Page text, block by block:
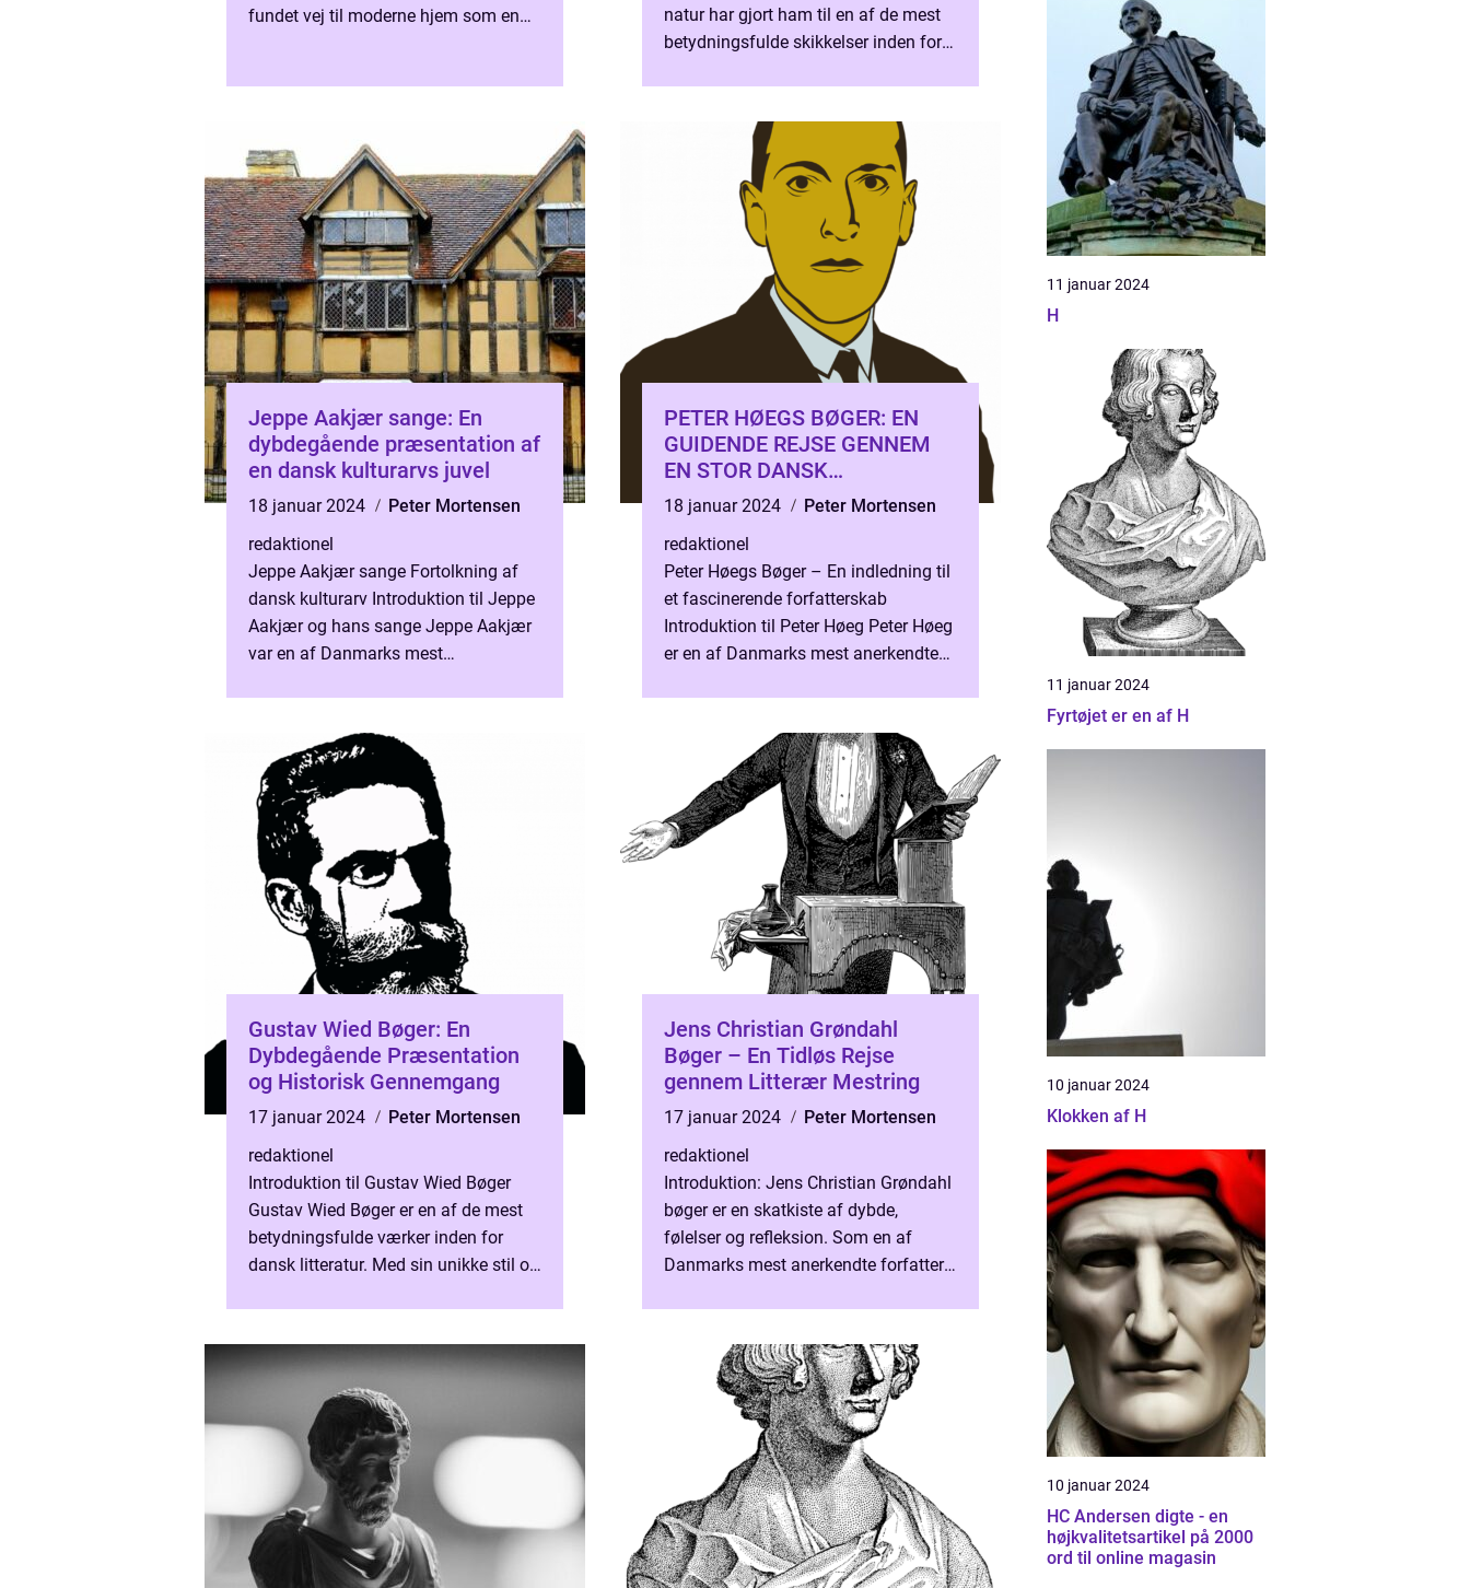
fundet vej til moderne hjem som en
natur har gjort ham til en af de mest
betydningsfulde skikkelser inden for
Jeppe Aakjær sange: En
dybdegående præsentation af
en dansk kulturarvs juvel
18 januar 2024
Peter Mortensen
redaktionel
Jeppe Aakjær sange Fortolkning af
dansk kulturarv Introduktion til Jeppe
Aakjær og hans sange Jeppe Aakjær
var en af Danmarks mest
PETER HØEGS BØGER: EN
GUIDENDE REJSE GENNEM
EN STOR DANSK
FORFATTERS LITTERÆRE
UNIVERS
18 januar 2024
Peter Mortensen
redaktionel
Peter Høegs Bøger – En indledning til
et fascinerende forfatterskab
Introduktion til Peter Høeg Peter Høeg
er en af Danmarks mest anerkendte
Gustav Wied Bøger: En
Dybdegående Præsentation
og Historisk Gennemgang
17 januar 2024
Peter Mortensen
redaktionel
Introduktion til Gustav Wied Bøger
Gustav Wied Bøger er en af de mest
betydningsfulde værker inden for
dansk litteratur. Med sin unikke stil og
Jens Christian Grøndahl
Bøger – En Tidløs Rejse
gennem Litterær Mestring
17 januar 2024
Peter Mortensen
redaktionel
Introduktion: Jens Christian Grøndahl
bøger er en skatkiste af dybde,
følelser og refleksion. Som en af
Danmarks mest anerkendte forfattere
11 januar 2024
H
11 januar 2024
Fyrtøjet er en af H
10 januar 2024
Klokken af H
10 januar 2024
HC Andersen digte - en
højkvalitetsartikel på 2000
ord til online magasin